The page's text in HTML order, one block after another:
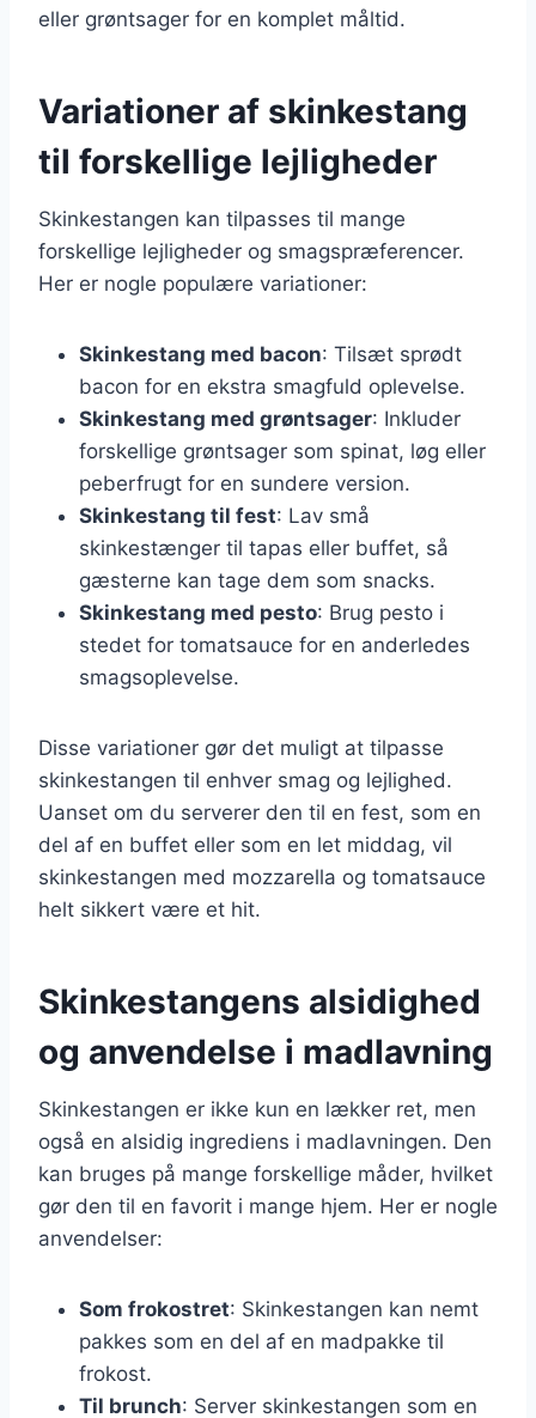
eller grøntsager for en komplet måltid.
Variationer af skinkestang
til forskellige lejligheder
Skinkestangen kan tilpasses til mange
forskellige lejligheder og smagspræferencer.
Her er nogle populære variationer:
Skinkestang med bacon: Tilsæt sprødt
bacon for en ekstra smagfuld oplevelse.
Skinkestang med grøntsager: Inkluder
forskellige grøntsager som spinat, løg eller
peberfrugt for en sundere version.
Skinkestang til fest: Lav små
skinkestænger til tapas eller buffet, så
gæsterne kan tage dem som snacks.
Skinkestang med pesto: Brug pesto i
stedet for tomatsauce for en anderledes
smagsoplevelse.
Disse variationer gør det muligt at tilpasse
skinkestangen til enhver smag og lejlighed.
Uanset om du serverer den til en fest, som en
del af en buffet eller som en let middag, vil
skinkestangen med mozzarella og tomatsauce
helt sikkert være et hit.
Skinkestangens alsidighed
og anvendelse i madlavning
Skinkestangen er ikke kun en lækker ret, men
også en alsidig ingrediens i madlavningen. Den
kan bruges på mange forskellige måder, hvilket
gør den til en favorit i mange hjem. Her er nogle
anvendelser:
Som frokostret: Skinkestangen kan nemt
pakkes som en del af en madpakke til
frokost.
Til brunch: Server skinkestangen som en